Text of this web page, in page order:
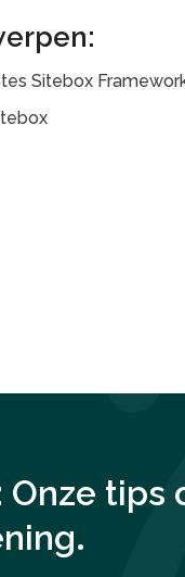
Sitebox
Onze tips
.